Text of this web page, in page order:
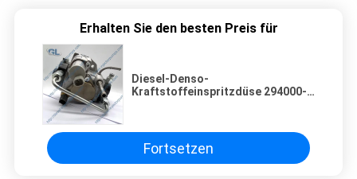
Erhalten Sie den besten Preis für
Diesel-Denso-
Kraftstoffeinspritzdüse 294000-
Fortsetzen